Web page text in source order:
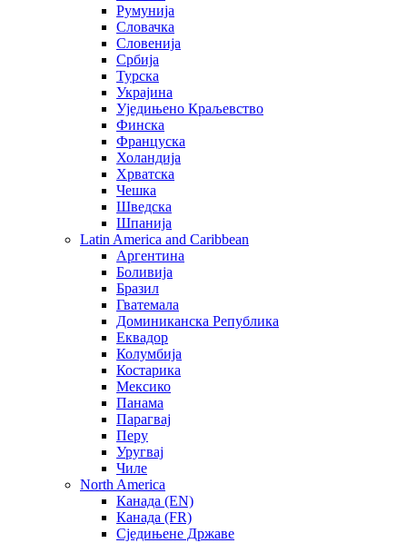
Румунија
Словачка
Словенија
Србија
Турска
Украјина
Уједињено Краљевство
Финска
Француска
Холандија
Хрватска
Чешка
Шведска
Шпанија
Latin America and Caribbean
Аргентина
Боливија
Бразил
Гватемала
Доминиканска Република
Еквадор
Колумбија
Костарика
Мексико
Панама
Парагвај
Перу
Уругвај
Чиле
North America
Канада (EN)
Канада (FR)
Сједињене Државе